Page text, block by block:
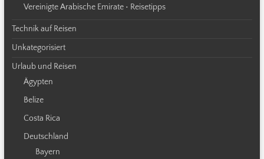
Vereinigte Arabische Emirate • Reisetipps
Technik auf Reisen
Unkategorisiert
Urlaub und Reisen
Ägypten
Belize
Costa Rica
Deutschland
Bayern